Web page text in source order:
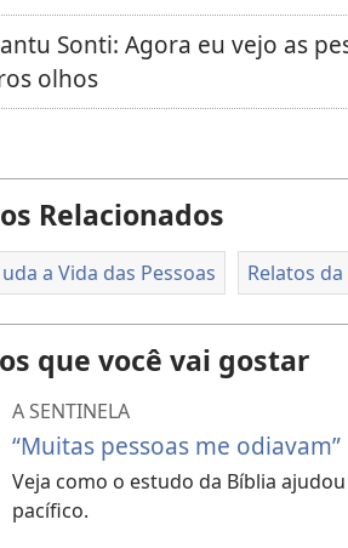
Sonti: Agora eu vejo as
olhos
Relacionados
a Vida das Pessoas Relatos
que você vai gostar
A SENTINELA
“Muitas pessoas me odiavam”
Veja como o estudo da Bíblia
pacífico.